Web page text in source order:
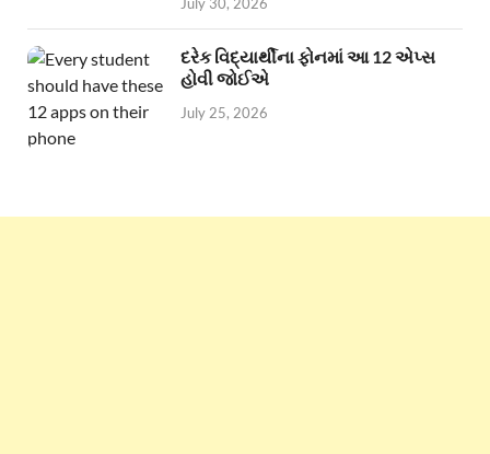
દરેક વિદ્યાર્થીના ફોનમાં આ 12 એપ્સ
હોવી જોઈએ
July 25, 2026